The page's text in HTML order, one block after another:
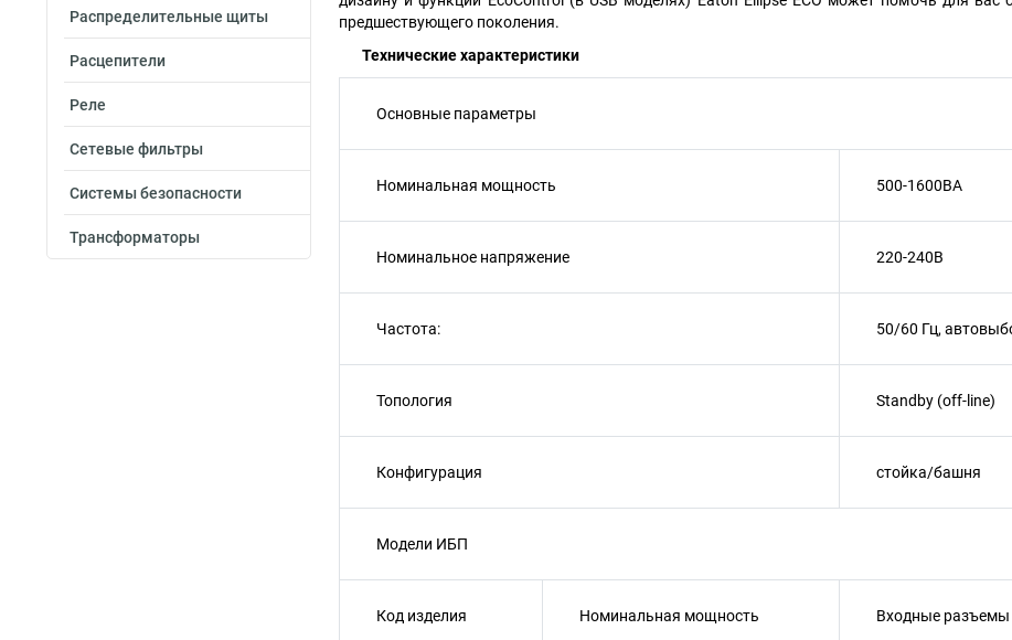
Распределительные щиты
Расцепители
Реле
Сетевые фильтры
Системы безопасности
Трансформаторы
предшествующего поколения.
Технические характеристики
Основные параметры
Номинальная мощность 500-1600ВА
Номинальное напряжение 220-240В
Частота: 50/60 Гц,
Топология Standby (off-line)
Конфигурация стойка/башня
Модели ИБП
Код изделия Номинальная мощность Входные разъемы